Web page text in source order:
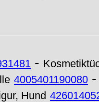
-
4005401190080 -
Hund